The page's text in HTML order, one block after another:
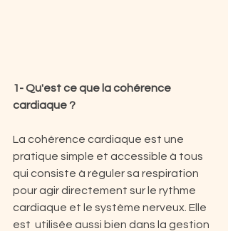
1- Qu'est ce que la cohérence
cardiaque ?
La cohérence cardiaque est une
pratique simple et accessible à tous
qui consiste à réguler sa respiration
pour agir directement sur le rythme
cardiaque et le système nerveux. Elle
est  utilisée aussi bien dans la gestion